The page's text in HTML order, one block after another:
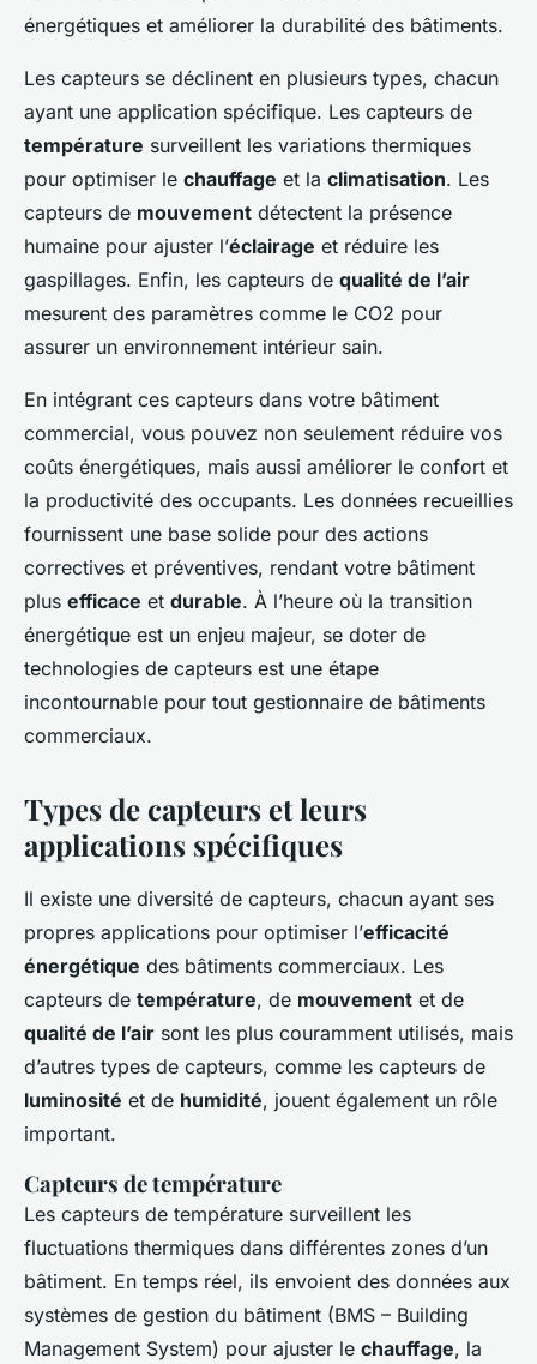
énergétiques et améliorer la durabilité des bâtiments.
Les capteurs se déclinent en plusieurs types, chacun
ayant une application spécifique. Les capteurs de
température surveillent les variations thermiques
pour optimiser le chauffage et la climatisation. Les
capteurs de mouvement détectent la présence
humaine pour ajuster l’éclairage et réduire les
gaspillages. Enfin, les capteurs de qualité de l’air
mesurent des paramètres comme le CO2 pour
assurer un environnement intérieur sain.
En intégrant ces capteurs dans votre bâtiment
commercial, vous pouvez non seulement réduire vos
coûts énergétiques, mais aussi améliorer le confort et
la productivité des occupants. Les données recueillies
fournissent une base solide pour des actions
correctives et préventives, rendant votre bâtiment
plus efficace et durable. À l’heure où la transition
énergétique est un enjeu majeur, se doter de
technologies de capteurs est une étape
incontournable pour tout gestionnaire de bâtiments
commerciaux.
Types de capteurs et leurs
applications spécifiques
Il existe une diversité de capteurs, chacun ayant ses
propres applications pour optimiser l’efficacité
énergétique des bâtiments commerciaux. Les
capteurs de température, de mouvement et de
qualité de l’air sont les plus couramment utilisés, mais
d’autres types de capteurs, comme les capteurs de
luminosité et de humidité, jouent également un rôle
important.
Capteurs de température
Les capteurs de température surveillent les
fluctuations thermiques dans différentes zones d’un
bâtiment. En temps réel, ils envoient des données aux
systèmes de gestion du bâtiment (BMS – Building
Management System) pour ajuster le chauffage, la